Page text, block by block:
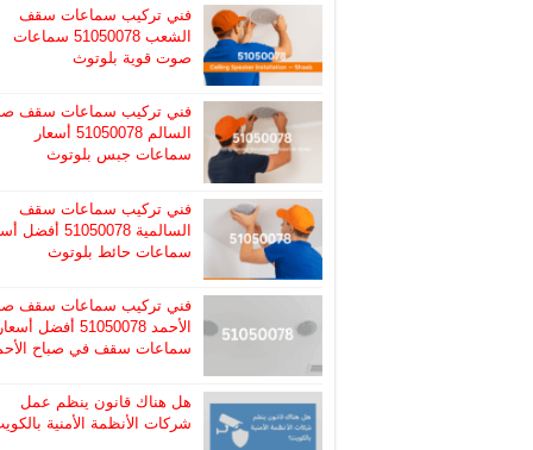
فني تركيب سماعات سقف
الشعب 51050078 سماعات
صوت قوية بلوتوث
فني تركيب سماعات سقف
السالم 51050078 أسعار
سماعات جبس بلوتوث
فني تركيب سماعات سقف
السالمية 51050078
سماعات حائط بلوتوث
فني تركيب سماعات سقف
الأحمد 51050078 أفضل أسعار
سماعات سقف في صباح
هل هناك قانون ينظم عمل
شركات الأنظمة الأمنية